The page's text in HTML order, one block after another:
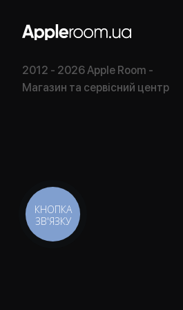
2012 - 2026 Apple Room -
Магазин та сервісний центр
КНОПКА
ЗВ'ЯЗКУ